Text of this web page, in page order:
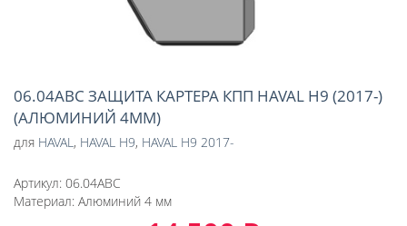
06.04ABC ЗАЩИТА КАРТЕРА КПП HAVAL Н9 (2017-)
(АЛЮМИНИЙ 4ММ)
для HAVAL, HAVAL H9, HAVAL H9 2017-
Артикул: 06.04ABC
Материал: Алюминий 4 мм